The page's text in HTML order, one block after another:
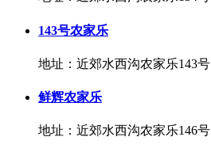
143号农家乐
地址：近郊水西沟农家乐143号
鲜辉农家乐
地址：近郊水西沟农家乐146号